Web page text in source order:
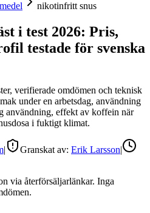
nikotinfritt snus
i test 2026: Pris,
testade för svenska
verifierade omdömen och teknisk
under en arbetsdag, användning
användning, effekt av koffein när
i fuktigt klimat.
| Granskat av: Erik Larsson|
via återförsäljarlänkar. Inga